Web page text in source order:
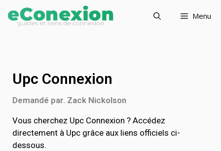
Menu
Upc Connexion
Demandé par. Zack Nickolson
Vous cherchez Upc Connexion ? Accédez
directement à Upc grâce aux liens officiels ci-
dessous.